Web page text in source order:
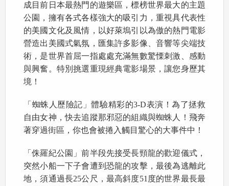
成目前日本最熱門的遊樂區，標榜世界最大的主題
公園，擁有各式各樣強大的吸引力，重視具代表性
的美國文化及風情，以好萊塢引以為傲的熱門電影
營造出美國式氣氛，匯集許多影像、音響等尖端技
術，是世界首屈一指處處充滿無數驚慄刺激、感動
與興奮。特別挑選重現經典電影場景，讓您身歷其
境！
「蜘蛛人歷險記」體驗精彩的3-D表演！為了拯救
自由女神，快去追蹤那邪惡的組織與蜘蛛人！飛奔
著穿過街區，你也會被捲入觸目驚心的大事件中！
「侏羅紀公園」前半段先接受長頸龍的歡迎儀式，
突然小船一下子會遭到恐龍的攻擊，最後為逃離此
地，須通過長25公尺，最高斜度51度的世界最長最